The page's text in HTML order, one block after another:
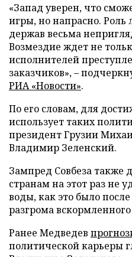
«Запад уверен, что
игры, но напрасно. Роль
держав весьма
Возмездие ждет не
исполнителей
заказчиков», –
РИА «Новости».
По его словам, для
использует таких
президент Грузии
Владимир Зеленский.
Зампред Совбеза также
странам на этот раз не
воды, как это было
разгрома
Ранее Медведев
политической карьеры